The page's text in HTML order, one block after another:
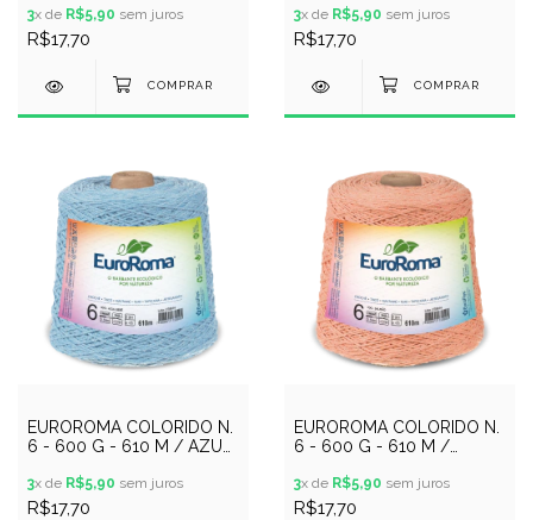
3x de R$5,90 sem juros
R$17,70
3x de R$5,90 sem juros
R$17,70
EUROROMA COLORIDO N.
6 - 600 G - 610 M / AZUL
3x de R$5,90 sem juros
R$17,70
EUROROMA COLORIDO N.
6 - 600 G - 610 M /
3x de R$5,90 sem juros
R$17,70